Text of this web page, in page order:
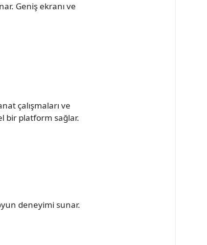
Geniş ekranı ve
çalışmaları ve
bir platform sağlar.
deneyimi sunar.